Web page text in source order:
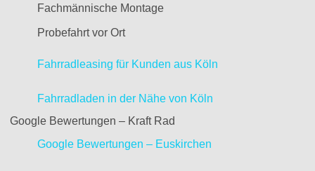
Fachmännische Montage
Probefahrt vor Ort
Fahrradleasing für Kunden aus Köln
Fahrradladen in der Nähe von Köln
Google Bewertungen – Kraft Rad
Google Bewertungen – Euskirchen